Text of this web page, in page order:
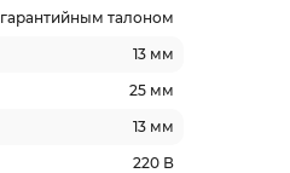
гарантийным талоном
13 мм
25 мм
13 мм
220 В